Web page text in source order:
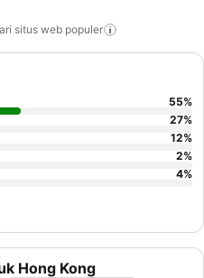
situs web populer
Hong Kong
55%
27%
12%
2%
4%